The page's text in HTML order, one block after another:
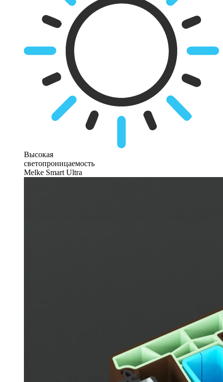
Высокая
светопроницаемость
Melke Smart Ultra